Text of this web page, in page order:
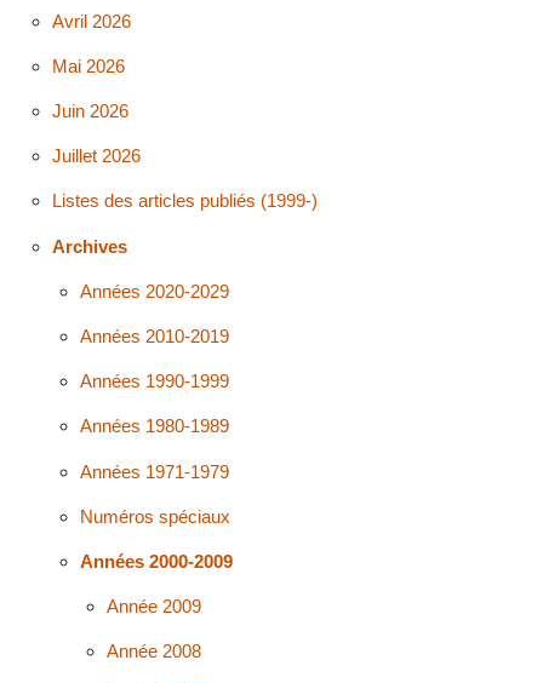
Avril 2026
Mai 2026
Juin 2026
Juillet 2026
Listes des articles publiés (1999-)
Archives
Années 2020-2029
Années 2010-2019
Années 1990-1999
Années 1980-1989
Années 1971-1979
Numéros spéciaux
Années 2000-2009
Année 2009
Année 2008